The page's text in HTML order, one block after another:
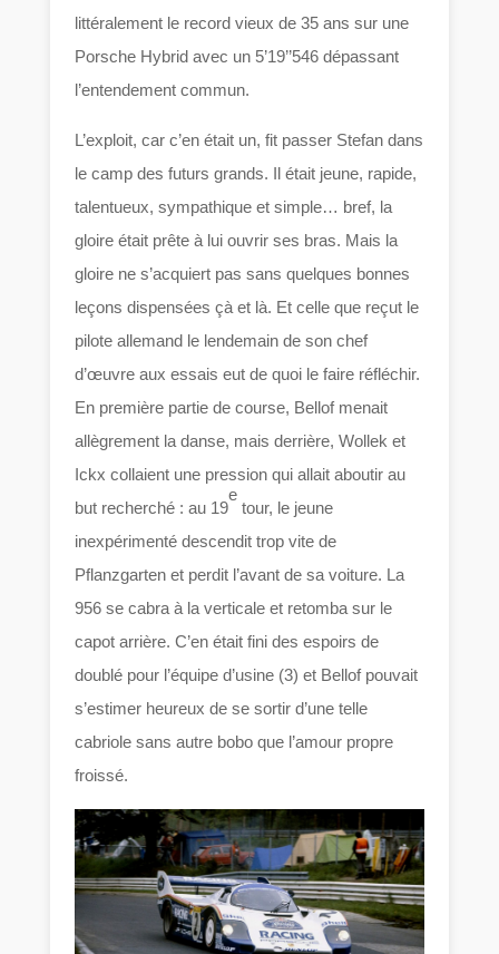
littéralement le record vieux de 35 ans sur une
Porsche Hybrid avec un 5’19’’546 dépassant
l’entendement commun.
L’exploit, car c’en était un, fit passer Stefan dans
le camp des futurs grands. Il était jeune, rapide,
talentueux, sympathique et simple… bref, la
gloire était prête à lui ouvrir ses bras. Mais la
gloire ne s’acquiert pas sans quelques bonnes
leçons dispensées çà et là. Et celle que reçut le
pilote allemand le lendemain de son chef
d’œuvre aux essais eut de quoi le faire réfléchir.
En première partie de course, Bellof menait
allègrement la danse, mais derrière, Wollek et
Ickx collaient une pression qui allait aboutir au
but recherché : au 19
e
tour, le jeune
inexpérimenté descendit trop vite de
Pflanzgarten et perdit l’avant de sa voiture. La
956 se cabra à la verticale et retomba sur le
capot arrière. C’en était fini des espoirs de
doublé pour l’équipe d’usine (3) et Bellof pouvait
s’estimer heureux de se sortir d’une telle
cabriole sans autre bobo que l’amour propre
froissé.